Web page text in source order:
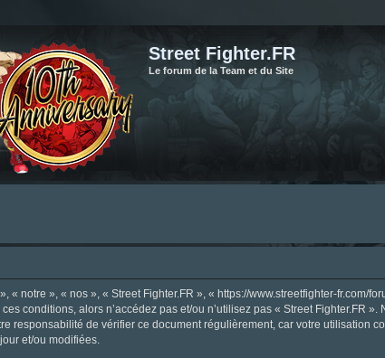
Street Fighter.FR
Le forum de la Team et du Site
« notre », « nos », « Street Fighter.FR », « https://www.streetfighter-fr.com/
conditions, alors n’accédez pas et/ou n’utilisez pas « Street Fighter.FR
responsabilité de vérifier ce document régulièrement, car votre utilisation
et/ou modifiées.